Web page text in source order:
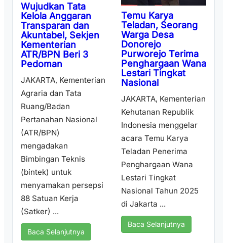
Wujudkan Tata
Kelola Anggaran
Transparan dan
Akuntabel, Sekjen
Kementerian
ATR/BPN Beri 3
Pedoman
JAKARTA, Kementerian
Agraria dan Tata
Ruang/Badan
Pertanahan Nasional
(ATR/BPN)
mengadakan
Bimbingan Teknis
(bintek) untuk
menyamakan persepsi
88 Satuan Kerja
(Satker) ...
Baca Selanjutnya
Temu Karya
Teladan, Seorang
Warga Desa
Donorejo
Purworejo Terima
Penghargaan Wana
Lestari Tingkat
Nasional
JAKARTA, Kementerian
Kehutanan Republik
Indonesia menggelar
acara Temu Karya
Teladan Penerima
Penghargaan Wana
Lestari Tingkat
Nasional Tahun 2025
di Jakarta ...
Baca Selanjutnya